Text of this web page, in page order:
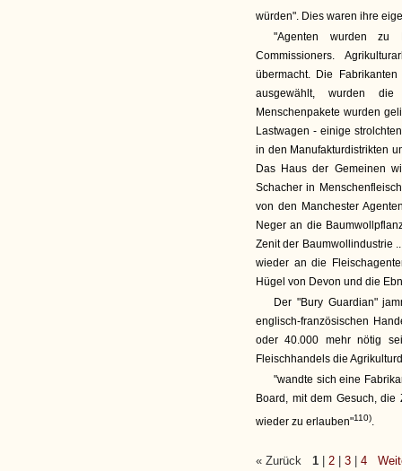
würden". Dies waren ihre
"Agenten wurden zu
Commissioners.
übermacht. Die
ausgewählt, wurden
Menschenpakete wurden
Lastwagen - einige
in den Manufakturdistrikten
Das Haus der Gemeinen
Schacher in
von den Manchester
Neger an die
Zenit der Baumwollindustrie
wieder an die
Hügel von Devon und die
Der "Bury Guardian"
englisch-französischen
oder 40.000 mehr nötig
Fleischhandels die
"wandte sich eine
Board, mit dem Gesuch,
wieder zu erlauben"110).
« Zurück 1 2 3 4